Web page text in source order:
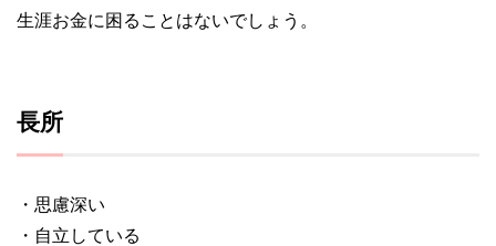
生涯お金に困ることはないでしょう。
長所
・思慮深い
・自立している